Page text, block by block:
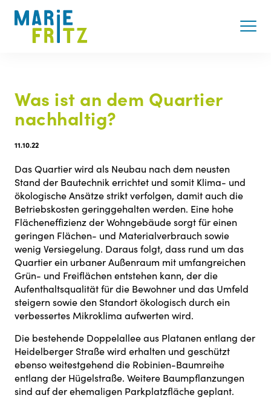
Was ist an dem Quartier
nachhaltig?
11.10.22
Das Quartier wird als Neubau nach dem neusten
Stand der Bautechnik errichtet und somit Klima- und
ökologische Ansätze strikt verfolgen, damit auch die
Betriebskosten geringgehalten werden. Eine hohe
Flächeneffizienz der Wohngebäude sorgt für einen
geringen Flächen- und Materialverbrauch sowie
wenig Versiegelung. Daraus folgt, dass rund um das
Quartier ein urbaner Außenraum mit umfangreichen
Grün- und Freiflächen entstehen kann, der die
Aufenthaltsqualität für die Bewohner und das Umfeld
steigern sowie den Standort ökologisch durch ein
verbessertes Mikroklima aufwerten wird.
Die bestehende Doppelallee aus Platanen entlang der
Heidelberger Straße wird erhalten und geschützt
ebenso weitestgehend die Robinien-Baumreihe
entlang der Hügelstraße. Weitere Baumpflanzungen
sind auf der ehemaligen Parkplatzfläche geplant.